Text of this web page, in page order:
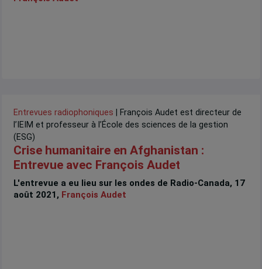
Entrevues radiophoniques | François Audet est directeur de
l’IEIM et professeur à l’École des sciences de la gestion
(ESG)
Crise humanitaire en Afghanistan :
Entrevue avec François Audet
L'entrevue a eu lieu sur les ondes de Radio-Canada, 17
août 2021, François Audet